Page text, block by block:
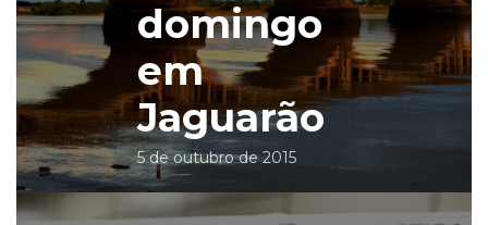
domingo
em
Jaguarão
5 de outubro de 2015